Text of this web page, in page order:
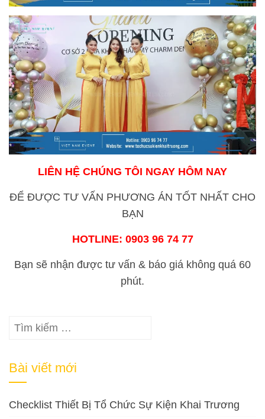
LIÊN HỆ CHÚNG TÔI NGAY HÔM NAY
ĐỂ ĐƯỢC TƯ VẤN PHƯƠNG ÁN TỐT NHẤT CHO
BẠN
HOTLINE: 0903 96 74 77
Bạn sẽ nhận được tư vấn & báo giá không quá 60
phút.
Tìm
Bài viết mới
Checklist Thiết Bị Tổ Chức Sự Kiện Khai Trương